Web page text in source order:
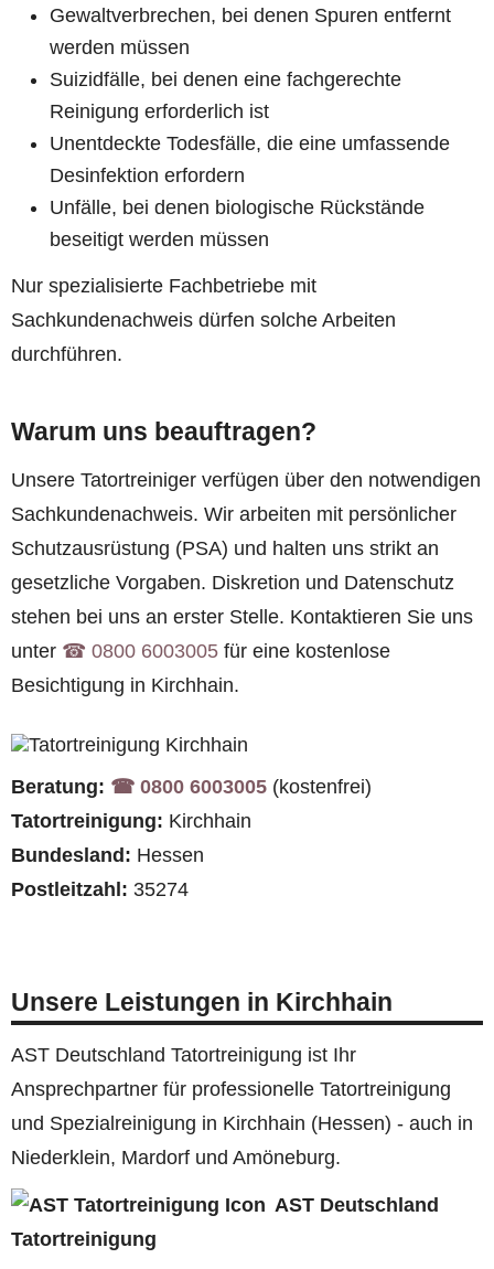
Gewaltverbrechen, bei denen Spuren entfernt
werden müssen
Suizidfälle, bei denen eine fachgerechte
Reinigung erforderlich ist
Unentdeckte Todesfälle, die eine umfassende
Desinfektion erfordern
Unfälle, bei denen biologische Rückstände
beseitigt werden müssen
Nur spezialisierte Fachbetriebe mit
Sachkundenachweis dürfen solche Arbeiten
durchführen.
Warum uns beauftragen?
Unsere Tatortreiniger verfügen über den notwendigen
Sachkundenachweis. Wir arbeiten mit persönlicher
Schutzausrüstung (PSA) und halten uns strikt an
gesetzliche Vorgaben. Diskretion und Datenschutz
stehen bei uns an erster Stelle. Kontaktieren Sie uns
unter ☎︎ 0800 6003005 für eine kostenlose
Besichtigung in Kirchhain.
Beratung: ☎︎ 0800 6003005 (kostenfrei)
Tatortreinigung: Kirchhain
Bundesland: Hessen
Postleitzahl: 35274
Unsere Leistungen in Kirchhain
AST Deutschland Tatortreinigung ist Ihr
Ansprechpartner für professionelle Tatortreinigung
und Spezialreinigung in Kirchhain (Hessen) - auch in
Niederklein, Mardorf und Amöneburg.
AST Deutschland
Tatortreinigung